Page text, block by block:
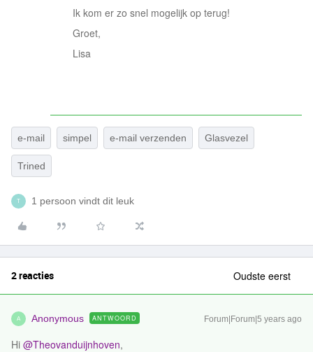
Ik kom er zo snel mogelijk op terug!
Groet,
Lisa
e-mail simpel e-mail verzenden Glasvezel
Trined
T 1 persoon vindt dit leuk
2 reacties Oudste eerst
A Anonymous ANTWOORD Forum|Forum|5 years ago
Hi @Theovanduijnhoven,